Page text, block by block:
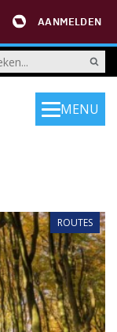
AANMELDEN
MENU
ROUTES